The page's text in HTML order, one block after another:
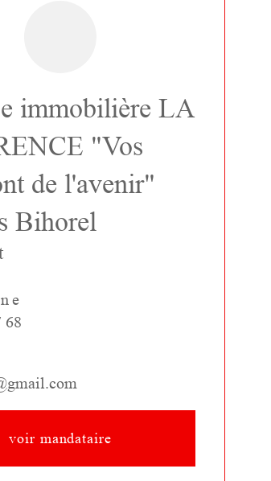
immobilière LA
"Vos
de l'avenir"
Bihorel
68
voir mandataire